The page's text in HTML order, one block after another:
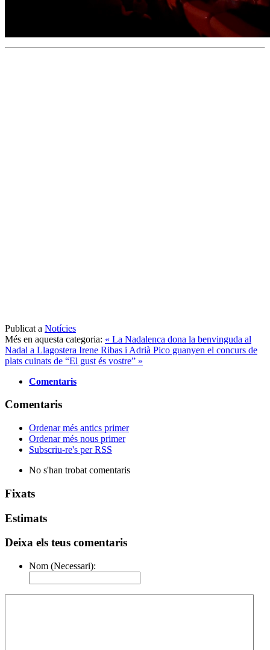
Publicat a Notícies
Més en aquesta categoria: « La Nadalenca dona la benvinguda al
Nadal a Llagostera Irene Ribas i Adrià Pico guanyen el concurs de
plats cuinats de “El gust és vostre” »
Comentaris
Comentaris
Ordenar més antics primer
Ordenar més nous primer
Subscriu-re's per RSS
No s'han trobat comentaris
Fixats
Estimats
Deixa els teus comentaris
Nom (Necessari):